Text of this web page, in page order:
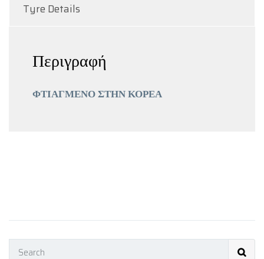
Tyre Details
Περιγραφή
ΦΤΙΑΓΜΕΝΟ ΣΤΗΝ ΚΟΡΕΑ